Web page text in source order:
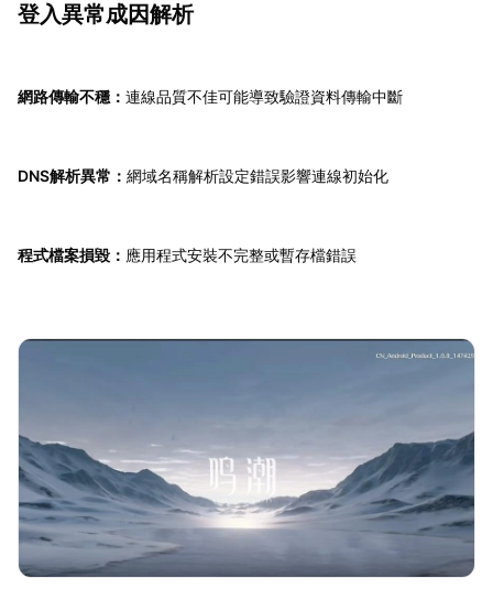
登入異常成因解析
網路傳輸不穩： 連線品質不佳可能導致驗證資料傳輸中斷
DNS解析異常： 網域名稱解析設定錯誤影響連線初始化
程式檔案損毀： 應用程式安裝不完整或暫存檔錯誤